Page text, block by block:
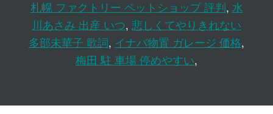
札幌 ファクトリー ペットショップ 評判, 水
川あさみ 出産 いつ, 悲しくてやりきれない
多部未華子 歌詞, イナバ物置 ガレージ 価格,
梅田 駐 車場 停めやすい,